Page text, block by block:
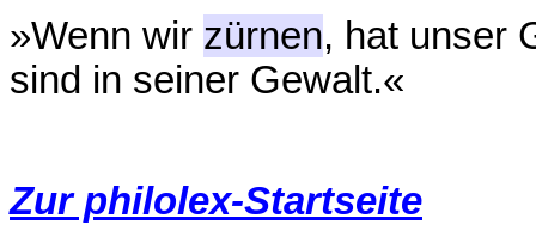
»Wenn wir zürnen, hat unser
sind in seiner Gewalt.«
Zur philolex-Startseite